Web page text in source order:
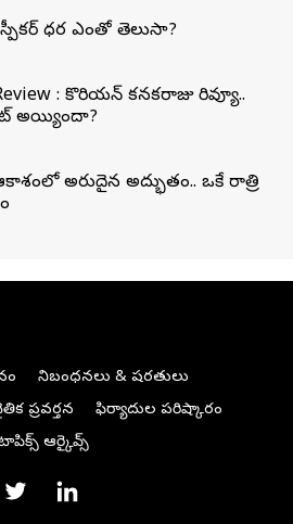
స్పీకర్ ధర ఎంతో తెలుసా?
: కొరియన్ కనకరాజు రివ్యూ..
అయ్యిందా?
అరుదైన అద్భుతం.. ఒకే రాత్రి
నిబంధనలు & షరతులు
ప్రవర్తన
ఫిర్యాదుల పరిష్కారం
ఆర్కైవ్స్